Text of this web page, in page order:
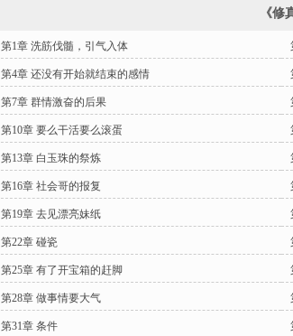
《修
第1章 洗筋伐髓，引气入体
第4章 还没有开始就结束的感情
第7章 群情激奋的后果
第10章 要么干活要么滚蛋
第13章 白玉珠的祭炼
第16章 社会哥的报复
第19章 去见漂亮妹纸
第22章 碰瓷
第25章 有了开宝箱的赶脚
第28章 做事情要大气
第31章 条件